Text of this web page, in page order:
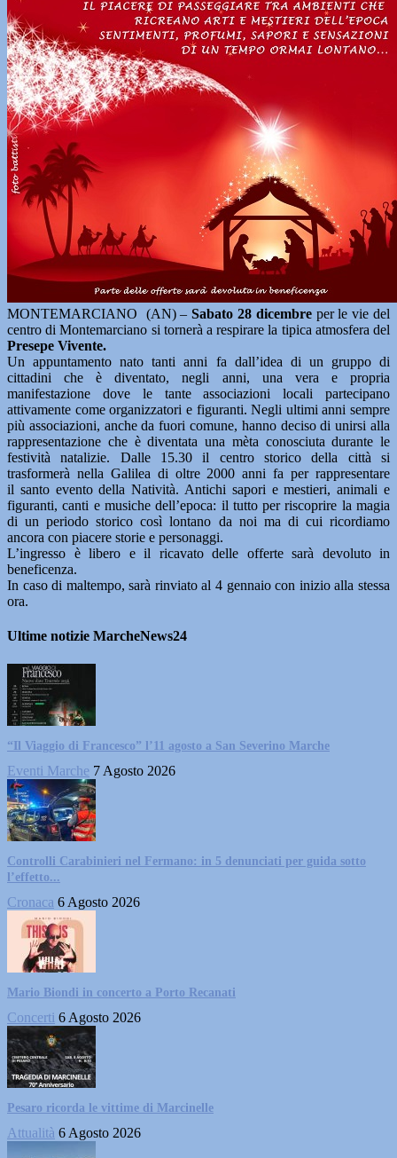
MONTEMARCIANO (AN) –Sabato 28 dicembreper le vie del
centro di Montemarciano si tornerà a respirare la tipica atmosfera del
Presepe Vivente.
Un appuntamento nato tanti anni fa dall’idea di un gruppo di
cittadini che è diventato, negli anni, una vera e propria
manifestazione dove le tante associazioni locali partecipano
attivamente come organizzatori e figuranti. Negli ultimi anni sempre
più associazioni, anche da fuori comune, hanno deciso di unirsi alla
rappresentazione che è diventata una mèta conosciuta durante le
festività natalizie. Dalle 15.30 il centro storico della città si
trasformerà nella Galilea di oltre 2000 anni fa per rappresentare
il santo evento della Natività. Antichi sapori e mestieri, animali e
figuranti, canti e musiche dell’epoca: il tutto per riscoprire la magia
di un periodo storico così lontano da noi ma di cui ricordiamo
ancora con piacere storie e personaggi.
L’ingresso è libero e il ricavato delle offerte sarà devoluto in
beneficenza.
In caso di maltempo, sarà rinviato al 4 gennaio con inizio alla stessa
ora.
Ultime notizie MarcheNews24
“Il Viaggio di Francesco” l’11 agosto a San Severino Marche
Eventi Marche 7 Agosto 2026
Controlli Carabinieri nel Fermano: in 5 denunciati per guida sotto
l’effetto...
Cronaca 6 Agosto 2026
Mario Biondi in concerto a Porto Recanati
Concerti 6 Agosto 2026
Pesaro ricorda le vittime di Marcinelle
Attualità 6 Agosto 2026